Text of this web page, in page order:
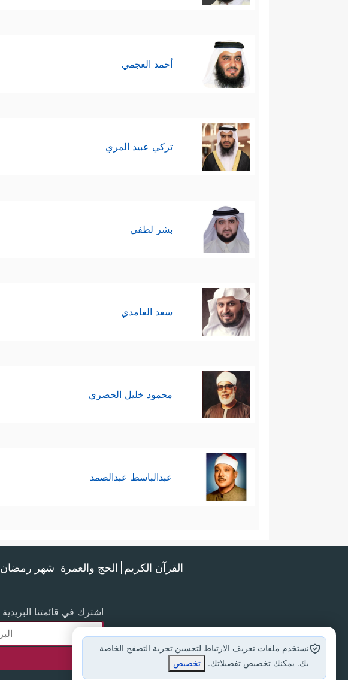
أحمد العجمي
تركي عبيد المري
بشر لطفي
سعد الغامدي
محمود خليل الحصري
عبدالباسط عبدالصمد
القرآن الكريم الحج والعمرة شهر رمضان
اشترك في قائمتنا البريدية
نستخدم ملفات تعريف الارتباط لتحسين تجربة التصفح الخاصة
بك. يمكنك تخصيص تفضيلاتك.
تخصيص